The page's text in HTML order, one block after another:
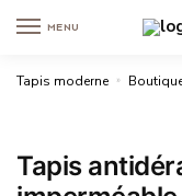
MENU
Tapis moderne »
Tapis